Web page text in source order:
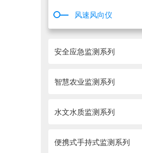
风速风向仪
安全应急监测系列
智慧农业监测系列
水文水质监测系列
便携式手持式监测系列